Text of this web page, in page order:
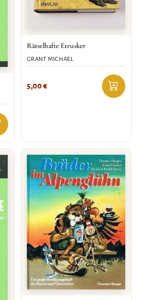
Rätselhafte Etrusker
GRANT MICHAEL
5,00€